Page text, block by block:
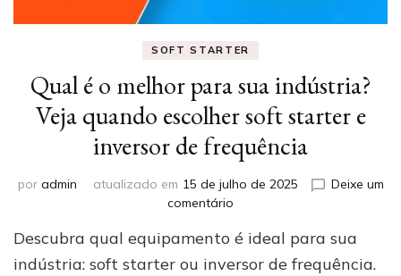
SOFT STARTER
Qual é o melhor para sua indústria?
Veja quando escolher soft starter e
inversor de frequência
por admin atualizado em 15 de julho de 2025
Deixe um
comentário
é
o
Descubra qual equipamento é ideal para sua
indústria: soft starter ou inversor de frequência.